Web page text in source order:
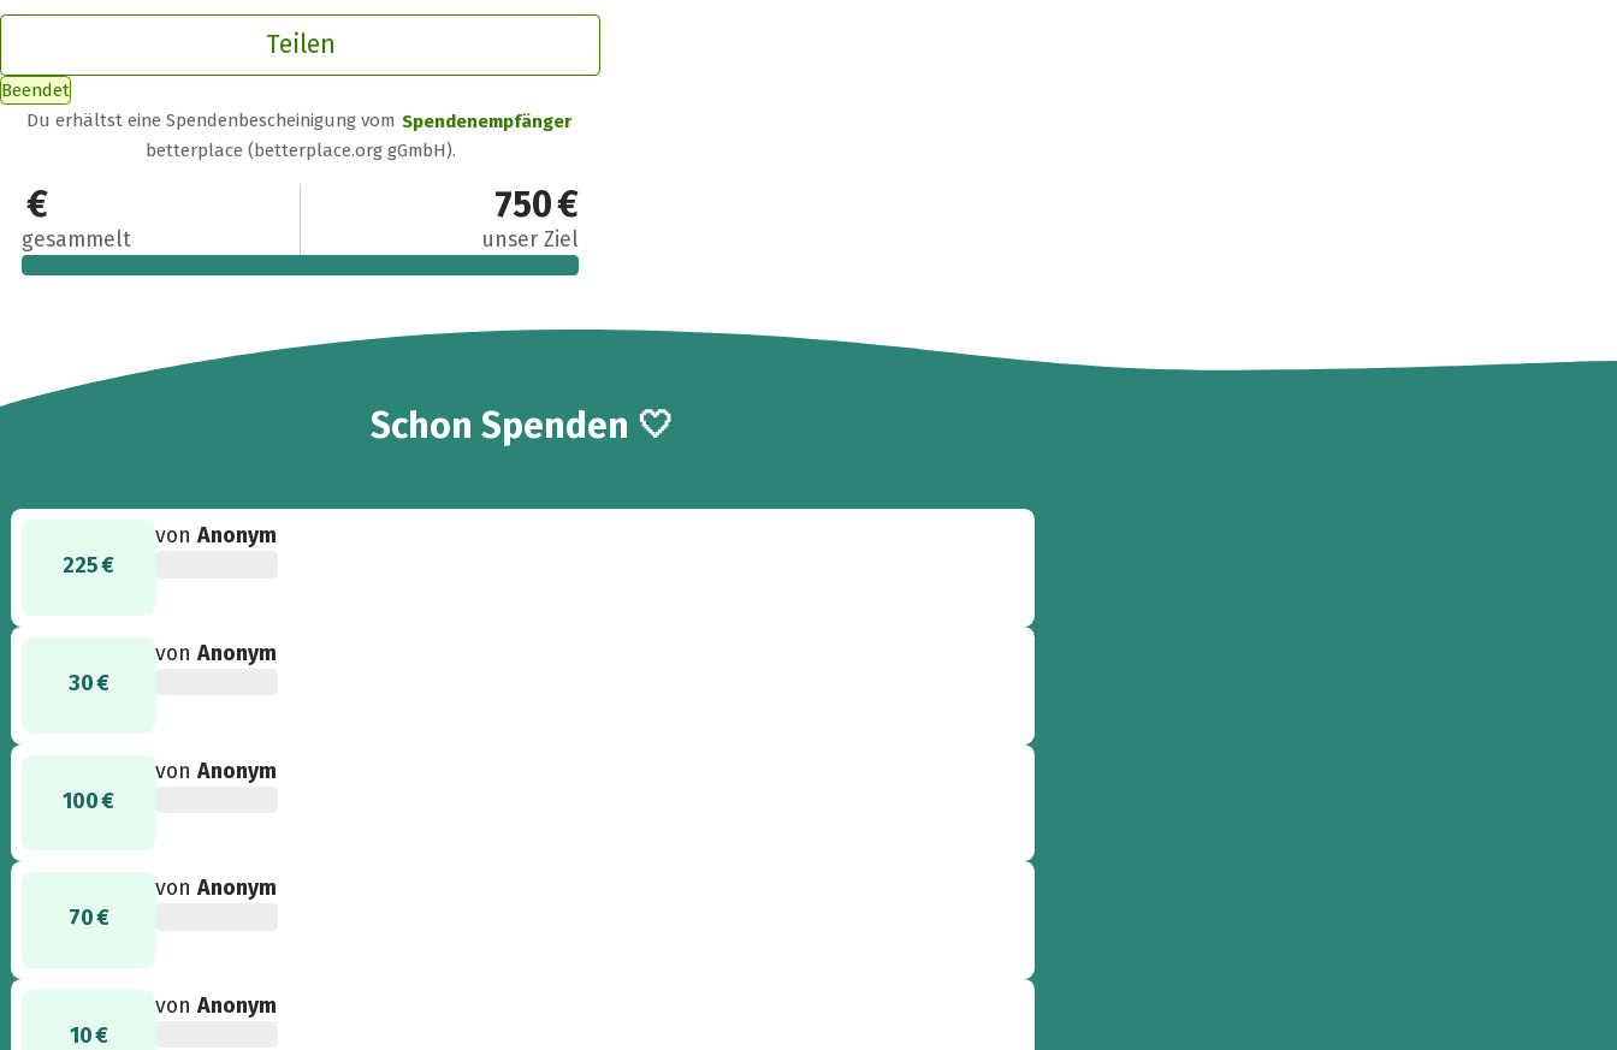
Teilen
Beendet
Du erhältst eine Spendenbescheinigung vom Spendenempfänger
betterplace (betterplace.org gGmbH).
750 €
gesammelt
750 €
unser Ziel
Schon10
Spenden 🤍
225 €
vonAnonym
30 €
vonAnonym
100 €
vonAnonym
70 €
vonAnonym
10 €
vonAnonym